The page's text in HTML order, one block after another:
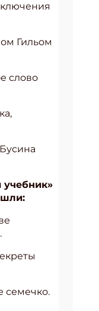
Гильом
слово
семечко.